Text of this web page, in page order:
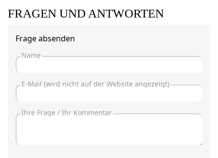
FRAGEN UND ANTWORTEN
Frage absenden